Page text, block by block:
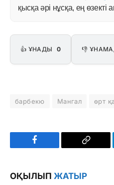
қысқа әрі нұсқа, ең өзекті
👍 ҰНАДЫ 0 👎
барбекю Мангал өрт
Facebook
Copy
ОҚЫЛЫП ЖАТЫР